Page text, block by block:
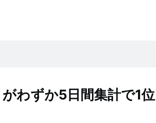
わずか5日間集計で1位